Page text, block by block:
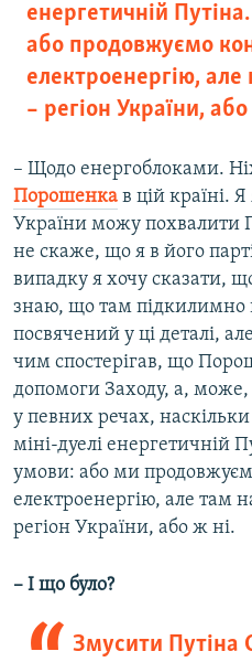
енергетичній
або продовжуємо
електроенергію,
– регіон України,
– Щодо енергоблоками.
Порошенка в цій країні.
України можу похвалити
не скаже, що я в його
випадку я хочу сказати,
знаю, що там підкилимно
посвячений у ці деталі,
чим спостерігав, що
допомоги Заходу, а, може,
у певних речах,
міні-дуелі енергетичній
умови: або ми
електроенергію, але там
регіон України, або ж ні.
– І що було?
Змусити Путіна